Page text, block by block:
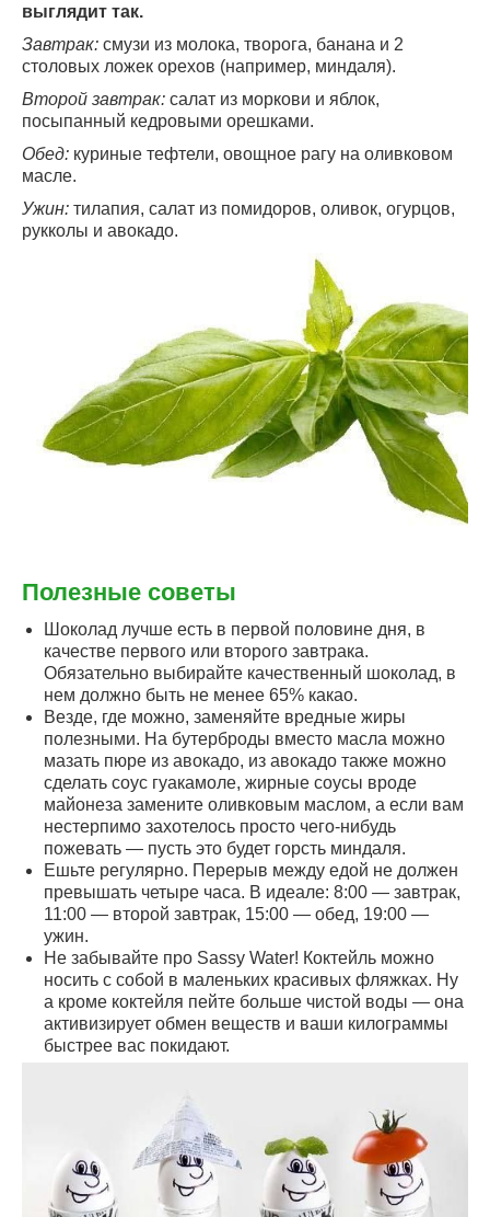
выглядит так.
Завтрак: смузи из молока, творога, банана и 2
столовых ложек орехов (например, миндаля).
Второй завтрак: салат из моркови и яблок,
посыпанный кедровыми орешками.
Обед: куриные тефтели, овощное рагу на оливковом
масле.
Ужин: тилапия, салат из помидоров, оливок, огурцов,
рукколы и авокадо.
Полезные советы
Шоколад лучше есть в первой половине дня, в
качестве первого или второго завтрака.
Обязательно выбирайте качественный шоколад, в
нем должно быть не менее 65% какао.
Везде, где можно, заменяйте вредные жиры
полезными. На бутерброды вместо масла можно
мазать пюре из авокадо, из авокадо также можно
сделать соус гуакамоле, жирные соусы вроде
майонеза замените оливковым маслом, а если вам
нестерпимо захотелось просто чего-нибудь
пожевать — пусть это будет горсть миндаля.
Ешьте регулярно. Перерыв между едой не должен
превышать четыре часа. В идеале: 8:00 — завтрак,
11:00 — второй завтрак, 15:00 — обед, 19:00 —
ужин.
Не забывайте про Sassy Water! Коктейль можно
носить с собой в маленьких красивых фляжках. Ну
а кроме коктейля пейте больше чистой воды — она
активизирует обмен веществ и ваши килограммы
быстрее вас покидают.